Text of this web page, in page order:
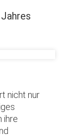
nicht nur
ihre